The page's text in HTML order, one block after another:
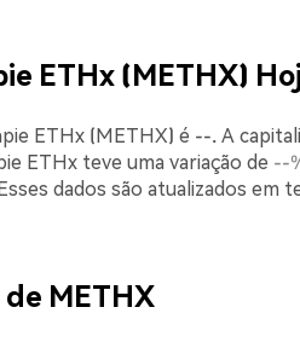
ETHx (METHX)
ETHx (METHX) é --. A
ETHx teve uma variação de --
dados são atualizados
METHX